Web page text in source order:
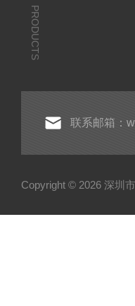
PRODUCTS
联系邮箱：
Copyright © 2026 深圳